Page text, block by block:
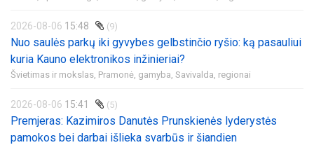
2026-08-06 15:48 (9)
Nuo saulės parkų iki gyvybes gelbstinčio ryšio: ką pasauliui
kuria Kauno elektronikos inžinieriai?
Švietimas ir mokslas, Pramonė, gamyba, Savivalda, regionai
2026-08-06 15:41 (5)
Premjeras: Kazimiros Danutės Prunskienės lyderystės
pamokos bei darbai išlieka svarbūs ir šiandien